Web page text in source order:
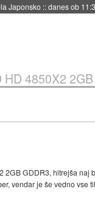
Japonsko ::danes ob
HD 4850X2
2GB GDDR3, hitrejša
vendar je še vedno